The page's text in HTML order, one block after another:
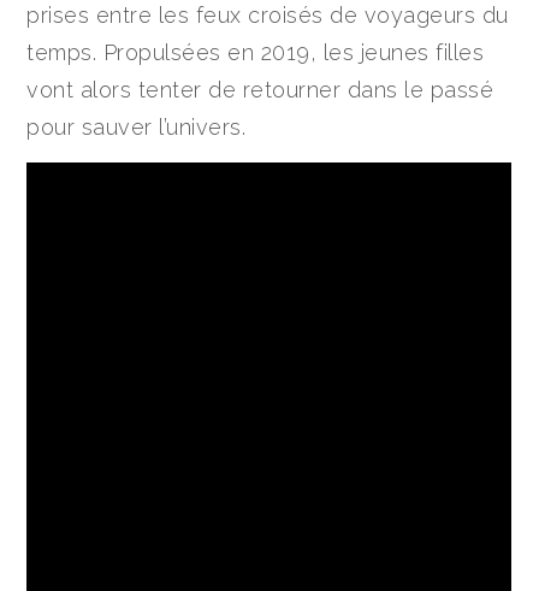
prises entre les feux croisés de voyageurs du
temps. Propulsées en 2019, les jeunes filles
vont alors tenter de retourner dans le passé
pour sauver l’univers.